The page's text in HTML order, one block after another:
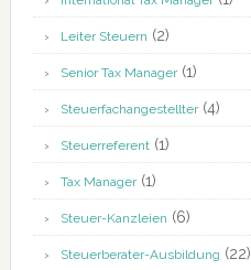
Leiter Steuern (2)
Senior Tax Manager(1)
Steuerfachangestellter(4)
Steuerreferent(1)
Tax Manager(1)
Steuer-Kanzleien (6)
Steuerberater-Ausbildung (22)